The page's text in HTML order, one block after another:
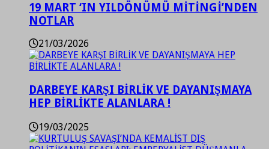
19 MART ‘IN YILDÖNÜMÜ MİTİNGİ’NDEN
NOTLAR
21/03/2026
DARBEYE KARŞI BİRLİK VE DAYANIŞMAYA
HEP BİRLİKTE ALANLARA !
19/03/2025